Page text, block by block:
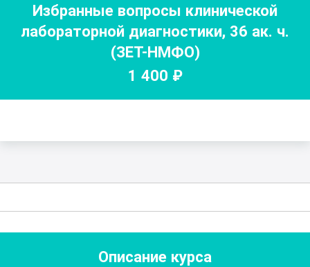
Избранные вопросы клинической
лабораторной диагностики, 36 ак. ч.
(ЗЕТ-НМФО)
1 400 ₽
Описание курса